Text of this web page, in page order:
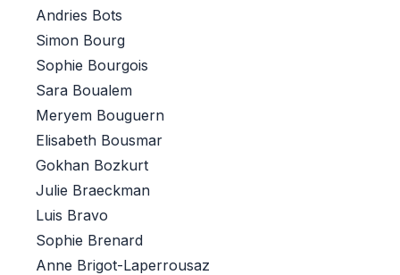
Andries Bots
Simon Bourg
Sophie Bourgois
Sara Boualem
Meryem Bouguern
Elisabeth Bousmar
Gokhan Bozkurt
Julie Braeckman
Luis Bravo
Sophie Brenard
Anne Brigot-Laperrousaz